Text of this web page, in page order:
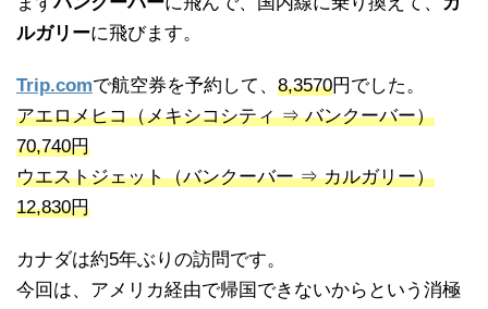
ルガリーに飛びます。
Trip.comで航空券を予約して、 8,3570円でした。
アエロメヒコ（メキシコシティ ⇒ バンクーバー）
70,740円
ウエストジェット（バンクーバー ⇒ カルガリー）
12,830円
カナダは約5年ぶりの訪問です。
今回は、アメリカ経由で帰国できないからという消極